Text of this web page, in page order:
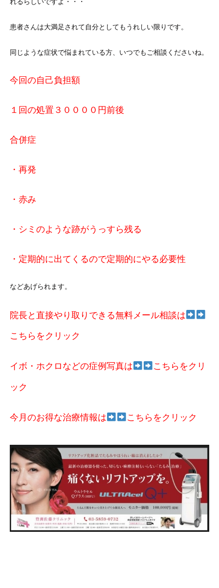
れるらしいですよ・・・
患者さんは大満足されて自分としてもうれしい限りです。
同じような症状で悩まれている方、いつでもご相談くださいね。
今回の自己負担額
１回の処置３００００円前後
合併症
・再発
・赤み
・シミのような跡がうっすら残る
・定期的に出てくるので定期的にやる必要性
などあげられます。
院長と直接やり取りできる無料メール相談は
こちらをクリック
イボ・ホクロなどの症例写真は こちらをクリ
ック
今月のお得な治療情報は こちらをクリック